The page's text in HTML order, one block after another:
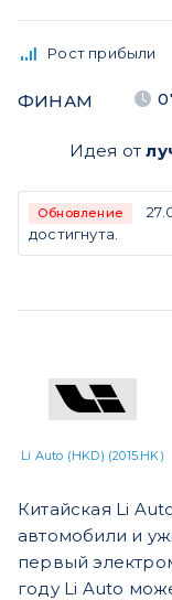
Рост прибыли
ФИНАМ
Идея от
Обновление
достигнута.
Li Auto (HKD) (2015.HK)
Китайская Li
автомобили и
первый
году Li Auto